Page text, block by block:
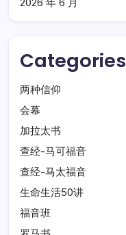
2026 年 6 月
Categories
两种信仰
会幕
加拉太书
查经-马可福音
查经-马太福音
生命生活50讲
福音班